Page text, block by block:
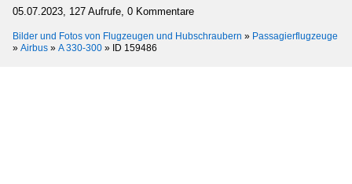
05.07.2023, 127 Aufrufe, 0 Kommentare
Bilder und Fotos von Flugzeugen und Hubschraubern » Passagierflugzeuge
» Airbus » A 330-300 » ID 159486